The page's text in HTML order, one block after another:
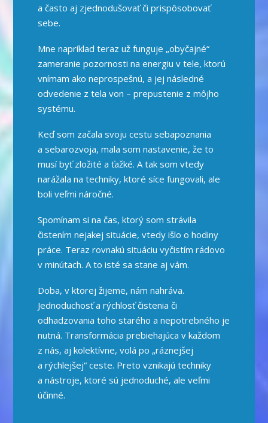
a často aj zjednodušovať či prispôsobovať
sebe.
Mne napríklad teraz už funguje „obyčajné“
zameranie pozornosti na energiu v tele, ktorú
vnímam ako neprospešnú, a jej následné
odvedenie z tela von – prepustenie z môjho
systému.
Keď som začala svoju cestu sebapoznania
a sebarozvoja, mala som nastavenie, že to
musí byť zložité a ťažké. A tak som vtedy
narážala na techniky, ktoré síce fungovali, ale
boli veľmi náročné.
Spomínam si na čas, ktorý som strávila
čistením nejakej situácie, vtedy išlo o hodiny
práce. Teraz rovnakú situáciu vyčistím rádovo
v minútach. A to isté sa stane aj vám.
Doba, v ktorej žijeme, nám nahráva.
Jednoduchosť a rýchlosť čistenia či
odhadzovania toho starého a nepotrebného je
nutná. Transformácia prebiehajúca v každom
z nás, aj kolektívne, volá po „ráznejšej
a rýchlejšej“ ceste. Preto vznikajú techniky
a nástroje, ktoré sú jednoduché, ale veľmi
účinné.